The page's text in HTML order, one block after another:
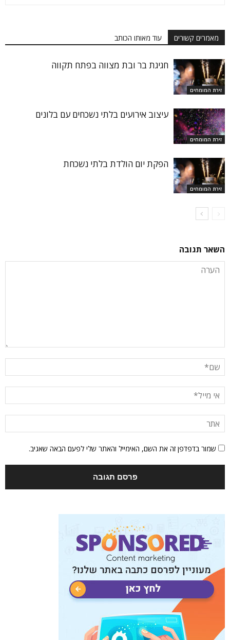
מאמרים קשורים עוד מאותו הכותב
זירת המומחים
חגיגת בר ובת מצווה בפתח תקווה
זירת המומחים
עיצוב אירועים בלתי נשכחים עם בלונים
זירת המומחים
הפקת יום הולדת בלתי נשכחת
השאר תגובה
שמור בדפדפן זה את השם, האימייל והאתר שלי לפעם הבאה שאגיב.